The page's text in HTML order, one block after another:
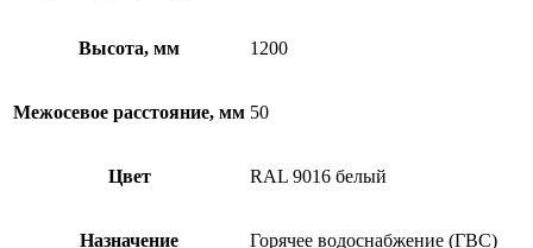
Высота, мм 1200
Межосевое расстояние, мм 50
Цвет RAL 9016 белый
Назначение Горячее водоснабжение (ГВС)